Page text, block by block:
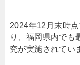
2024年12月末時
り、福岡県内でも
究が実施されてい